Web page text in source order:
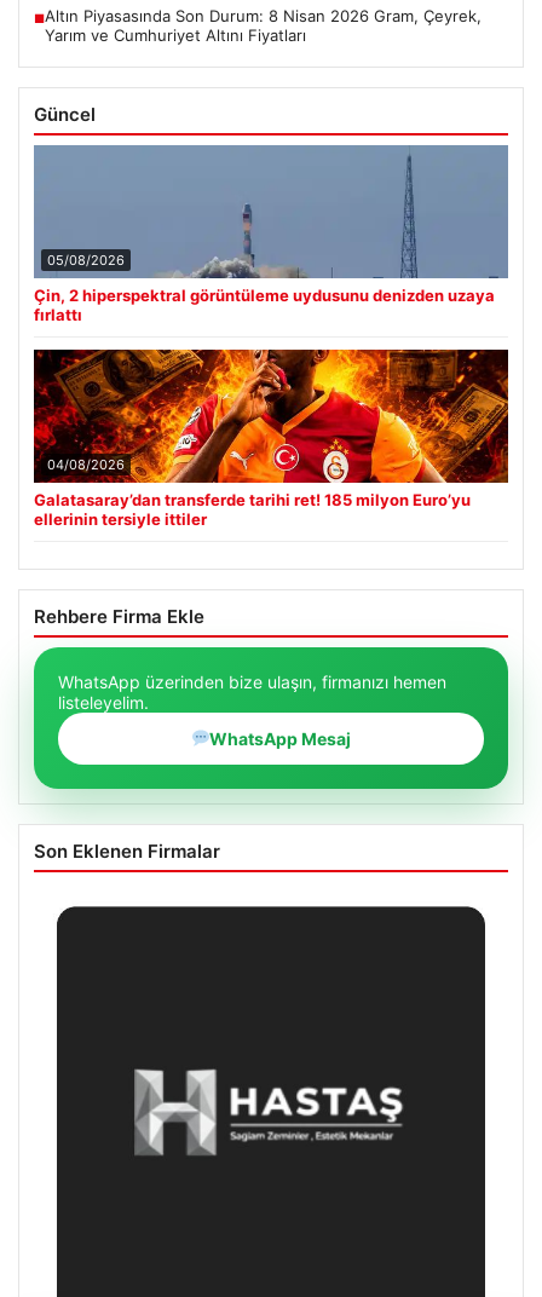
■Altın Piyasasında Son Durum: 8 Nisan 2026 Gram, Çeyrek,
Yarım ve Cumhuriyet Altını Fiyatları
Güncel
05/08/2026
Çin, 2 hiperspektral görüntüleme uydusunu denizden uzaya
fırlattı
04/08/2026
Galatasaray’dan transferde tarihi ret! 185 milyon Euro’yu
ellerinin tersiyle ittiler
Rehbere Firma Ekle
WhatsApp üzerinden bize ulaşın, firmanızı hemen
listeleyelim.
WhatsApp Mesaj
Son Eklenen Firmalar